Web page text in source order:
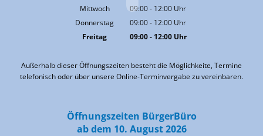
Von 09:00 bis 12:00 Uhr
Mittwoch 09:00- 12:00 Uhr
Von 09:00 bis 12:00 Uhr
Donnerstag 09:00- 12:00 Uhr
Von 09:00 bis 12:00 Uhr
Freitag 09:00- 12:00Uhr
Außerhalb dieser Öffnungszeiten besteht die Möglichkeite, Termine
telefonisch oder über unsere Online-Terminvergabe zu vereinbaren.
Öffnungszeiten BürgerBüro
ab dem 10. August 2026